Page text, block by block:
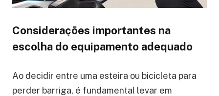
Considerações importantes na
escolha do equipamento adequado
Ao decidir entre uma esteira ou bicicleta para
perder barriga, é fundamental levar em